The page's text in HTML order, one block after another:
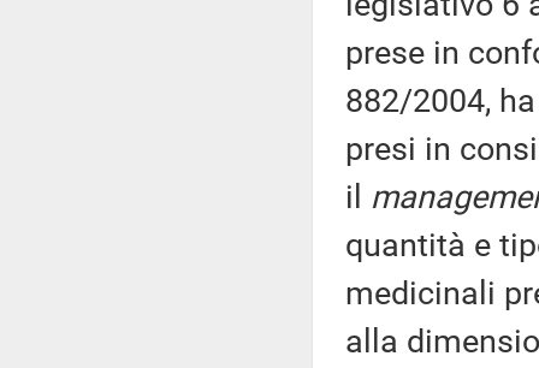
prese in
882/2004,
presi in
il
quantità e
medicinali
alla